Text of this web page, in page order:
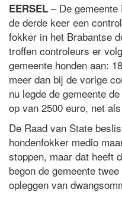
EERSEL – De
de derde keer een
fokker in het Brabantse
troffen controleurs er
gemeente honden aan:
meer dan bij de vorige
nu legde de gemeente
op van 2500 euro, net
De Raad van State
hondenfokker medio
stoppen, maar dat heeft
begon de gemeente
opleggen van